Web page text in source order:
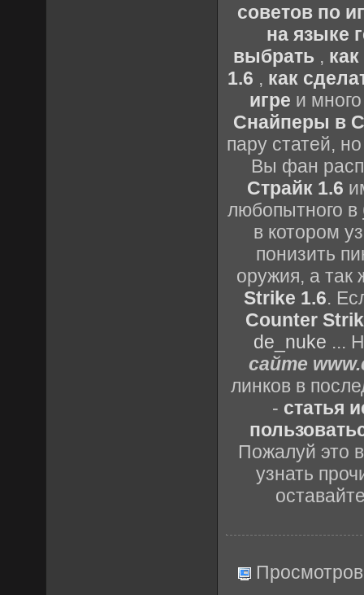
советов по
на языке
выбрать ,
1.6 , как
игре и
Снайперы в
пару статей,
Вы фан
Страйк 1.6
любопытного в
в котором
понизить
оружия, а так
Strike 1.6.
Counter
de_nuke ...
сайте
линков в
- статья
Пожалуй это
узнать